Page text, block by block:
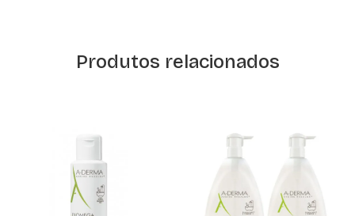
Produtos relacionados